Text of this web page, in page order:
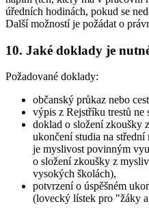
úředních hodinách, pokud se
Další možností je požádat o
10. Jaké doklady je
Požadované doklady:
občanský průkaz nebo
výpis z Rejstříku trestů ne
doklad o složení zkoušky
ukončení studia na
je myslivost povinným
o složení zkoušky z
vysokých školách),
potvrzení o úspěšném
(lovecký lístek pro "žáky